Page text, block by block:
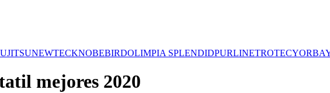
NEWTECKNOBEBIRDOLIMPIA SPLENDIDPURLINETROTEC
mejores 2020